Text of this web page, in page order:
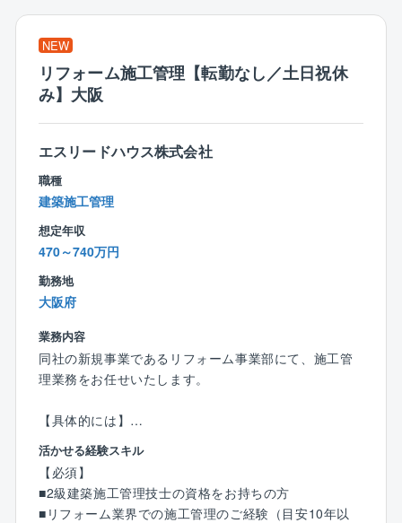
宅・公共施設・民間施設用地の適地選定調査・実施設
計、法規制許認可手続きなど
【ワークライフバランス】
・残業時間
各部署、時期によって異なりますが、平均的な残業時
間は月10時間程度です。
【同社の特徴】
■無借金経営、自己資本率75％越えの安定した経営基盤
を誇り、既存事業だけではなく、施設運営等の新規事
業にも積極的に挑戦し、安定と成長投資の両軸の経営
■同社の主要顧客は官公庁（国、地方自治体等）です
が、特に創業から西日本エリア（中四国～九州）では
多くの実績を有している為、安定して案件獲得をして
います。
■技術士の有資格者や経験豊富な社員が多く、技術力を
評価され、リピート顧客が多い事が同社の特徴です。
に繋がる為、業務時間内での時間を確保し、先輩社員
が育成に携わっています。会社として資格取得をバッ
クアップする体制が整っています。
《社風》
NEW
リフォーム施工管理【転勤なし／土日祝休
み】大阪
エスリードハウス株式会社
職種
建築施工管理
想定年収
470～740万円
勤務地
大阪府
業務内容
同社の新規事業であるリフォーム事業部にて、施工管
理業務をお任せいたします。
【具体的には】
■リフォームに関する現場監督業務
■見積作成
■職人手配
など
活かせる経験スキル
【必須】
■2級建築施工管理技士の資格をお持ちの方
■リフォーム業界での施工管理のご経験（目安10年以